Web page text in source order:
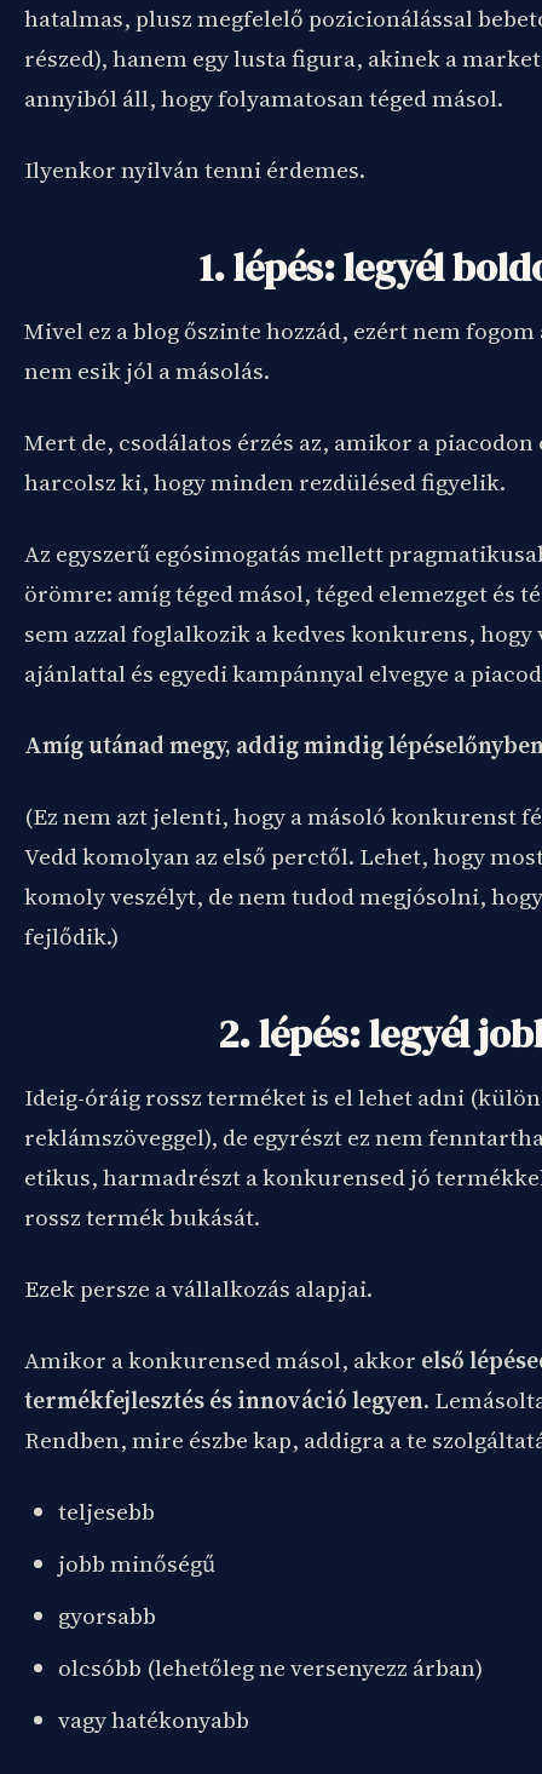
hatalmas, plusz megfelelő pozicionálással
részed), hanem egy lusta figura, akinek a
annyiból áll, hogy folyamatosan téged másol.
Ilyenkor nyilván tenni érdemes.
1. lépés: legyél
Mivel ez a blog őszinte hozzád, ezért nem
nem esik jól a másolás.
Mert de, csodálatos érzés az, amikor a
harcolsz ki, hogy minden rezdülésed figyelik.
Az egyszerű egósimogatás mellett
örömre: amíg téged másol, téged elemezget és
sem azzal foglalkozik a kedves konkurens,
ajánlattal és egyedi kampánnyal elvegye a
Amíg utánad megy, addig mindig
(Ez nem azt jelenti, hogy a másoló konkurenst
Vedd komolyan az első perctől. Lehet, hogy
komoly veszélyt, de nem tudod megjósolni,
fejlődik.)
2. lépés: legyél
Ideig-óráig rossz terméket is el lehet adni
reklámszöveggel), de egyrészt ez nem
etikus, harmadrészt a konkurensed jó
rossz termék bukását.
Ezek persze a vállalkozás alapjai.
Amikor a konkurensed másol, akkor első
termékfejlesztés és innováció legyen.
Rendben, mire észbe kap, addigra a te
teljesebb
jobb minőségű
gyorsabb
olcsóbb (lehetőleg ne versenyezz árban)
vagy hatékonyabb